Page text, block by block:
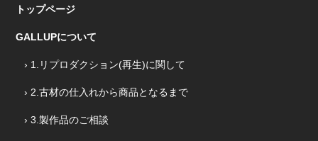
トップページ
GALLUPについて
› 1.リプロダクション(再生)に関して
› 2.古材の仕入れから商品となるまで
› 3.製作品のご相談